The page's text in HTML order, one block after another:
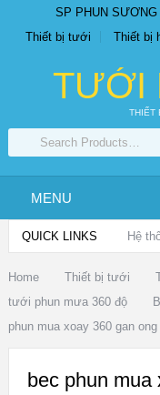
SP PHUN
Thiết bị tưới
Thiết bị
TƯỚI
THIẾT
MENU
QUICK LINKS Hệ
Home Thiết bị tưới
tưới phun mưa 360 độ
phun mua xoay 360 gan
bec phun mua